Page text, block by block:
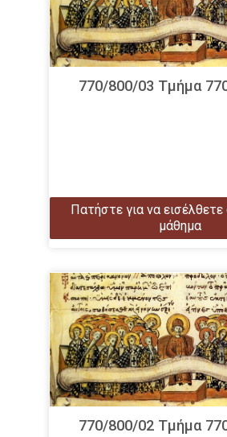
770/800/03 Τμήμα
Πατήστε για να
μάθημα
770/800/02 Τμήμα